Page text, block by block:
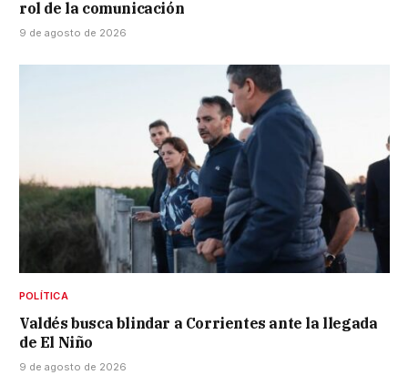
rol de la comunicación
9 de agosto de 2026
POLÍTICA
Valdés busca blindar a Corrientes ante la llegada
de El Niño
9 de agosto de 2026